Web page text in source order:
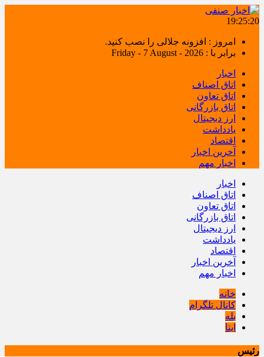
19:25:20
امروز : افزونه جلالی را نصب کنید.
برابر با : Friday - 7 August - 2026
اخبار
اتاق اصناف
اتاق تعاون
اتاق بازرگانی
ارز دیجیتال
یادداشت
اقتصاد
آخرین اخبار
اخبار مهم
اخبار
اتاق اصناف
اتاق تعاون
اتاق بازرگانی
ارز دیجیتال
یادداشت
اقتصاد
آخرین اخبار
اخبار مهم
خانه
کانال تلگرام
بله
ایتا
رئيس